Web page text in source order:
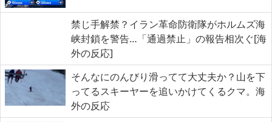
禁じ手解禁？イラン革命防衛隊がホルムズ海
峡封鎖を警告…「通過禁止」の報告相次ぐ[海
外の反応]
そんなにのんびり滑ってて大丈夫か？山を下
ってるスキーヤーを追いかけてくるクマ。海
外の反応